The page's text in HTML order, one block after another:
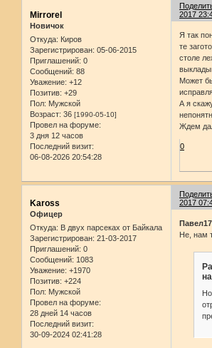
2017
Mirrorel
Новичок
Откуда: Киров
Зарегистрирован: 05-06-2015
Приглашений: 0
Сообщений: 88
Уважение: +12
Позитив: +29
Пол: Мужской
Возраст: 36 [1990-05-10]
Провел на форуме:
3 дня 12 часов
Последний визит:
06-08-2026 20:54:28
Я так
те
столе
Может
А я
Ждем
0
2017
Kaross
Офицер
Откуда: В двух парсеках от Байкала
Зарегистрирован: 21-03-2017
Приглашений: 0
Сообщений: 1083
Уважение: +1970
Позитив: +224
Пол: Мужской
Провел на форуме:
28 дней 14 часов
Последний визит:
30-09-2024 02:41:28
Не, нам